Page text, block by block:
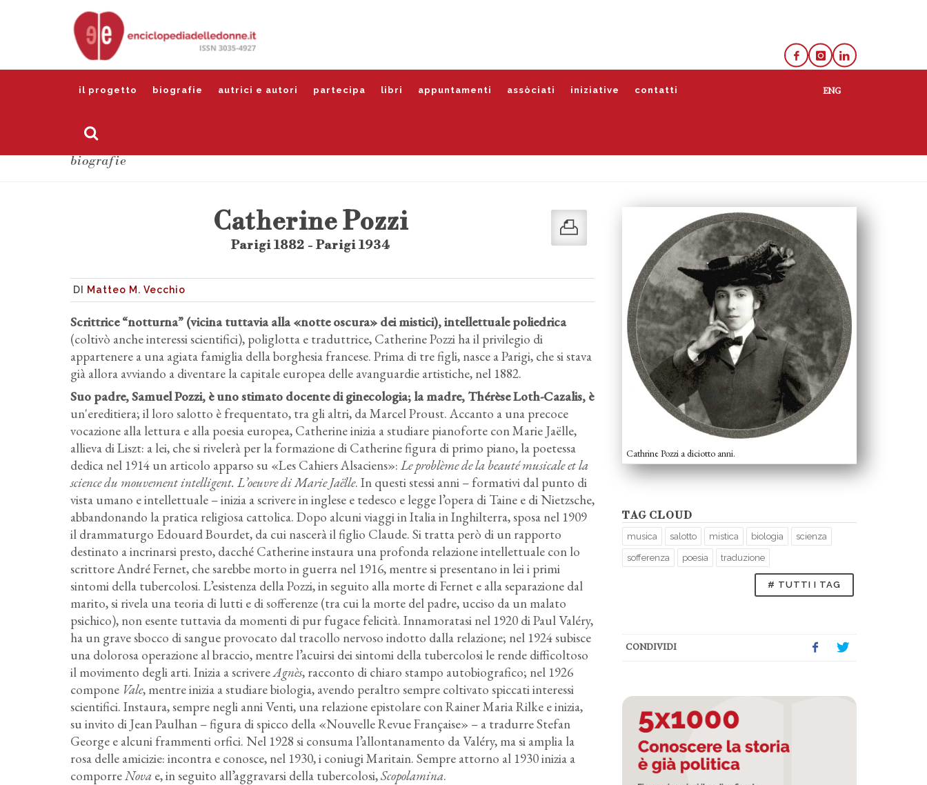
il progetto biografie autrici e autori partecipa libri appuntamenti assòciati iniziative contatti
biografie
Cathrine Pozzi a diciotto anni.
TAG CLOUD
musica salotto mistica biologia scienza
sofferenza poesia traduzione
# TUTTI I TAG
CONDIVIDI
Catherine Pozzi
Parigi 1882 - Parigi 1934
DI Matteo M. Vecchio
Scrittrice “notturna” (vicina tuttavia alla «notte oscura» dei mistici), intellettuale poliedrica
(coltivò anche interessi scientifici), poliglotta e traduttrice, Catherine Pozzi ha il privilegio di
appartenere a una agiata famiglia della borghesia francese. Prima di tre figli, nasce a Parigi, che si stava
già allora avviando a diventare la capitale europea delle avanguardie artistiche, nel 1882.
Suo padre, Samuel Pozzi, è uno stimato docente di ginecologia; la madre, Thérèse Loth-Cazalis, è
un'ereditiera; il loro salotto è frequentato, tra gli altri, da Marcel Proust. Accanto a una precoce
vocazione alla lettura e alla poesia europea, Catherine inizia a studiare pianoforte con Marie Jaëlle,
allieva di Liszt: a lei, che si rivelerà per la formazione di Catherine figura di primo piano, la poetessa
dedica nel 1914 un articolo apparso su «Les Cahiers Alsaciens»: Le problème de la beauté musicale et la
science du mouvement intelligent. L’oeuvre di Marie Jaëlle. In questi stessi anni – formativi dal punto di
vista umano e intellettuale – inizia a scrivere in inglese e tedesco e legge l’opera di Taine e di Nietzsche,
abbandonando la pratica religiosa cattolica. Dopo alcuni viaggi in Italia in Inghilterra, sposa nel 1909
il drammaturgo Edouard Bourdet, da cui nascerà il figlio Claude. Si tratta però di un rapporto
destinato a incrinarsi presto, dacché Catherine instaura una profonda relazione intellettuale con lo
scrittore André Fernet, che sarebbe morto in guerra nel 1916, mentre si presentano in lei i primi
sintomi della tubercolosi. L’esistenza della Pozzi, in seguito alla morte di Fernet e alla separazione dal
marito, si rivela una teoria di lutti e di sofferenze (tra cui la morte del padre, ucciso da un malato
psichico), non esente tuttavia da momenti di pur fugace felicità. Innamoratasi nel 1920 di Paul Valéry,
ha un grave sbocco di sangue provocato dal tracollo nervoso indotto dalla relazione; nel 1924 subisce
una dolorosa operazione al braccio, mentre l’acuirsi dei sintomi della tubercolosi le rende difficoltoso
il movimento degli arti. Inizia a scrivereAgnès, racconto di chiaro stampo autobiografico; nel 1926
compone Vale, mentre inizia a studiare biologia, avendo peraltro sempre coltivato spiccati interessi
scientifici. Instaura, sempre negli anni Venti, una relazione epistolare con Rainer Maria Rilke e inizia,
su invito di Jean Paulhan – figura di spicco della «Nouvelle Revue Française» – a tradurre Stefan
George e alcuni frammenti orfici. Nel 1928 si consuma l’allontanamento da Valéry, ma si amplia la
rosa delle amicizie: incontra e conosce, nel 1930, i coniugi Maritain. Sempre attorno al 1930 inizia a
comporreNova e, in seguito all’aggravarsi della tubercolosi,Scopolamina.